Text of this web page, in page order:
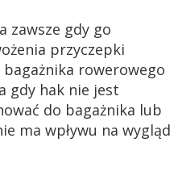
zawsze gdy go
przyczepki
rowerowego
gdy hak nie jest
do bagażnika lub
ma wpływu na wygląd